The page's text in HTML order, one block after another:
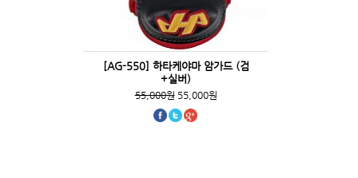
[AG-550] 하타케야마 암가드 (검
+실버)
55,000원55,000원